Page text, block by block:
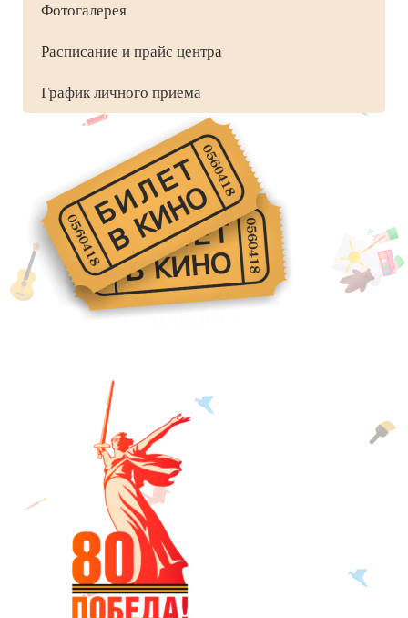
Фотогалерея
Расписание и прайс центра
График личного приема